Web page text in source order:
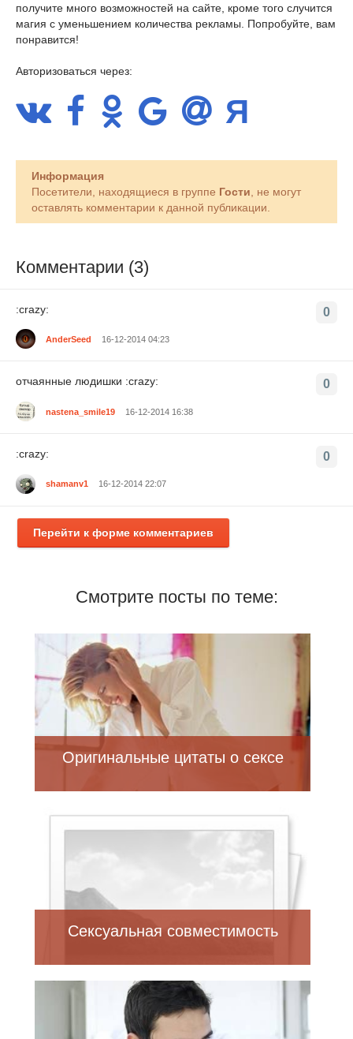
получите много возможностей на сайте, кроме того случится
магия с уменьшением количества рекламы. Попробуйте, вам
понравится!
Авторизоваться через:
Информация
Посетители, находящиеся в группе Гости, не могут
оставлять комментарии к данной публикации.
Комментарии (3)
0
:crazy:
AnderSeed 16-12-2014 04:23
0
отчаянные людишки :crazy:
nastena_smile19 16-12-2014 16:38
0
:crazy:
shamanv1 16-12-2014 22:07
Перейти к форме комментариев
Смотрите посты по теме:
Оригинальные цитаты о сексе
Сексуальная совместимость